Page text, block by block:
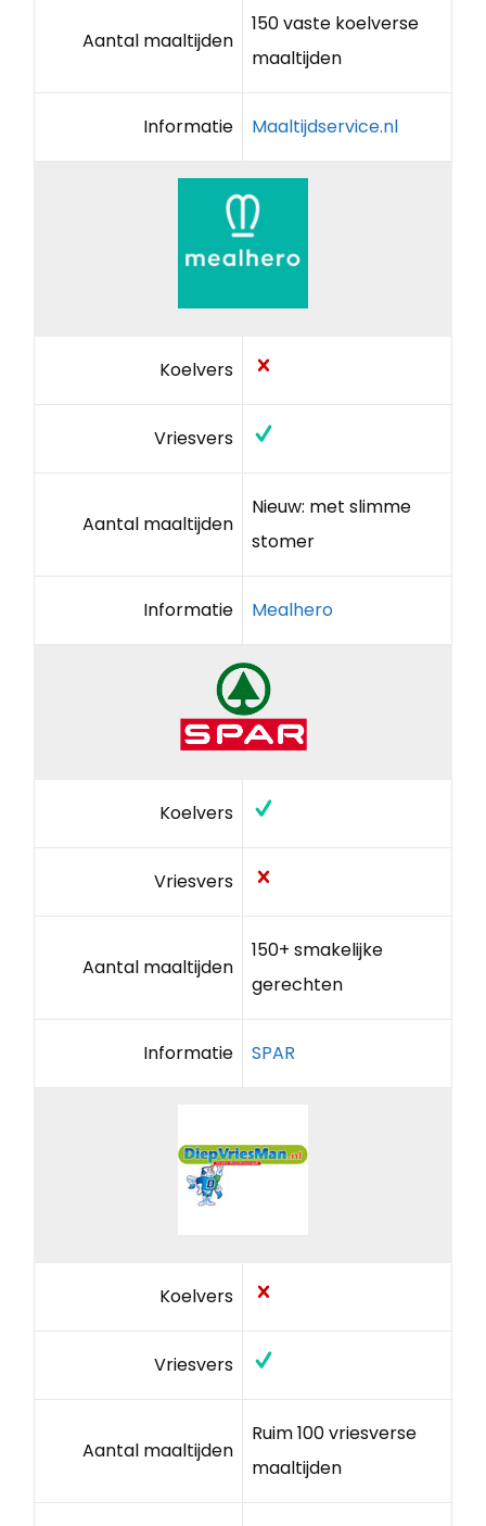
Aantal maaltijden
150 vaste koelverse
maaltijden
Informatie Maaltijdservice.nl
Koelvers
Vriesvers
Aantal maaltijden
Nieuw: met slimme
stomer
Informatie Mealhero
Koelvers
Vriesvers
Aantal maaltijden
150+ smakelijke
gerechten
Informatie SPAR
Koelvers
Vriesvers
Aantal maaltijden
Ruim 100 vriesverse
maaltijden